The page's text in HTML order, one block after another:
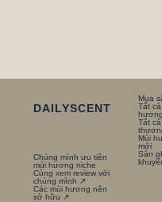
DAILYSCENT
Chúng mình ưu tiên
mùi hương niche
Cùng xem review với
chúng mình ↗
Các mùi hương nên
sở hữu ↗
Mua
Tất cả
hương
Tất cả
Mùi
mới
Sản